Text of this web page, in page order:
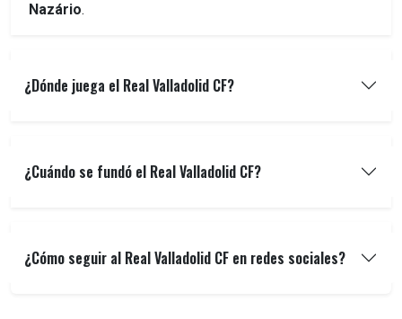
Nazário.
¿Dónde juega el Real Valladolid CF?
¿Cuándo se fundó el Real Valladolid CF?
¿Cómo seguir al Real Valladolid CF en redes sociales?